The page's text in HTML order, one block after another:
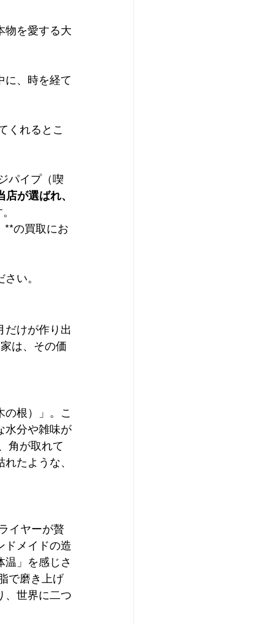
物を愛する大
に、時を経て
くれるとこ
パイプ（喫
が選ばれ、
**の買取にお
い。
だけが作り出
は、その価
根）」。こ
水分や雑味が
角が取れて
たような、
イヤーが贅
ドメイドの造
温」を感じさ
で磨き上げ
、世界に二つ